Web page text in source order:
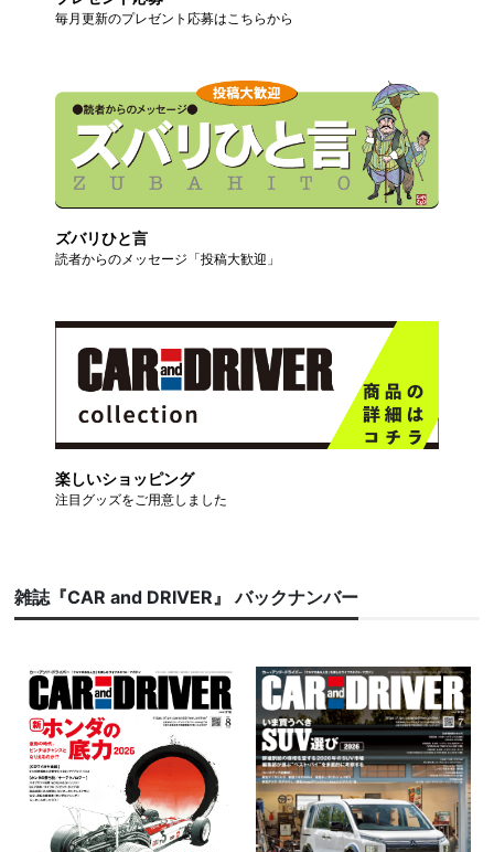
毎月更新のプレゼント応募はこちらから
ズバリひと言
読者からのメッセージ「投稿大歓迎」
楽しいショッピング
注目グッズをご用意しました
雑誌『CAR and DRIVER』 バックナンバー